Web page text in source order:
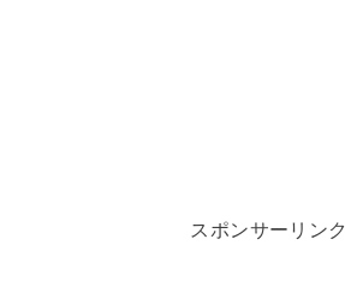
スポンサーリンク